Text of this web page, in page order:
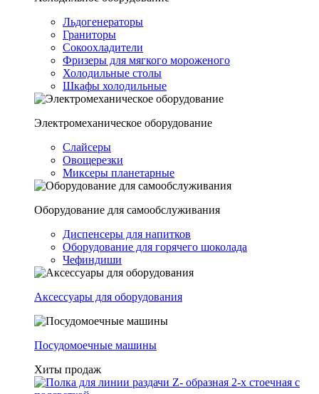
Льдогенераторы
Граниторы
Сокоохладители
Фризеры для мягкого мороженого
Холодильные столы
Шкафы холодильные
Электромеханическое оборудование
Слайсеры
Овощерезки
Миксеры планетарные
Оборудование для самообслуживания
Диспенсеры для напитков
Оборудование для горячего шоколада
Чефиндиши
Аксессуары для оборудования
Посудомоечные машины
Хиты продаж